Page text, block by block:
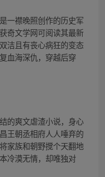
一襟晚照创作的历史军
奇文学网可阅读其最新
洁且有丧心病狂的变态
血海深仇，穿越后穿
的爽文虐渣小说，身心
王朝丞相府人人唾弃的
家族和朝野搅个天翻地
冷漠无情，却唯独对